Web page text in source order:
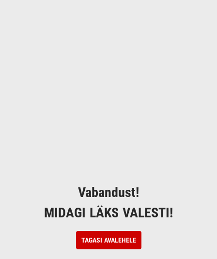
Vabandust!
MIDAGI LÄKS VALESTI!
TAGASI AVALEHELE